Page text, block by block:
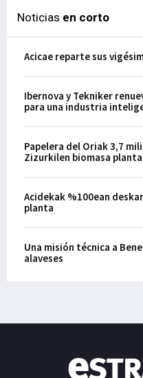
Noticias en corto
Acicae reparte sus
Ibernova y Tekniker
para una industria
Papelera del Oriak 3,7
Zizurkilen biomasa
Acidekak %100ean
planta
Una misión técnica a
alaveses